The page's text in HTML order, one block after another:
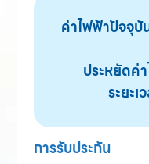
ค่าไฟฟ้าปัจจุบั
ประหยัดค่
ระยะ
การรับประกัน